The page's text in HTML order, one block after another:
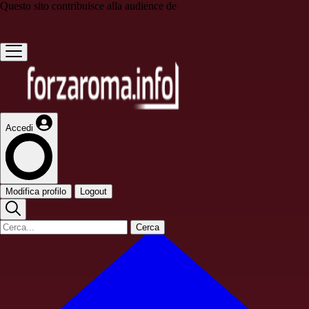
Questo sito contribuisce alla audience de
Accedi
Modifica profilo Logout
Cerca